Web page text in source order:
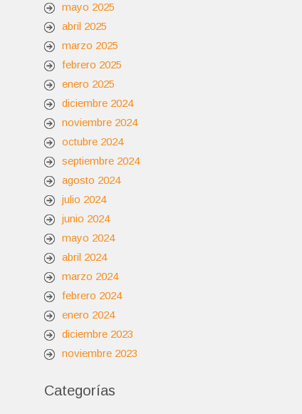
mayo 2025
abril 2025
marzo 2025
febrero 2025
enero 2025
diciembre 2024
noviembre 2024
octubre 2024
septiembre 2024
agosto 2024
julio 2024
junio 2024
mayo 2024
abril 2024
marzo 2024
febrero 2024
enero 2024
diciembre 2023
noviembre 2023
Categorías